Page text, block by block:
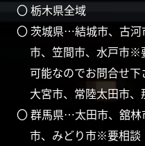
〇 栃木県全域
〇 茨城県…結城市、古河
市、笠間市、水戸市※
可能なのでお問合せ
大宮市、常陸太田市
〇 群馬県…太田市、舘林
市、みどり市※要相談